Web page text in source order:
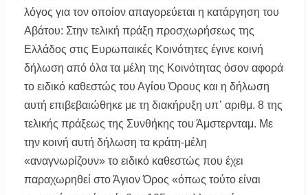
λόγος για τον οποίον απαγορεύεται η κατάργηση του
Αβάτου: Στην τελική πράξη προσχωρήσεως της
Ελλάδος στις Ευρωπαικές Κοινότητες έγινε κοινή
δήλωση από όλα τα μέλη της Κοινότητας όσον αφορά
το ειδικό καθεστώς του Αγίου Όρους και η δήλωση
αυτή επιβεβαιώθηκε με τη διακήρυξη υπ᾿ αριθμ. 8 της
τελικής πράξεως της Συνθήκης του Άμστερνταμ. Με
την κοινή αυτή δήλωση τα κράτη-μέλη
«αναγνωρίζουν» το ειδικό καθεστώς που έχει
παραχωρηθεί στο Άγιον Όρος «όπως τούτο είναι